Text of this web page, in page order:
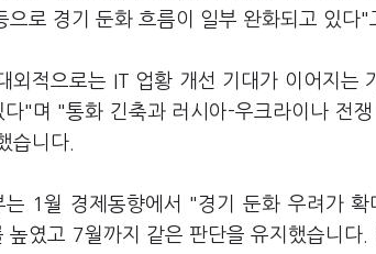
으로 경기 둔화 흐름이 일부 완화되고 있다"
외적으로는 IT 업황 개선 기대가 이어지는
다"며 "통화 긴축과 러시아-우크라이나 전
습니다.
는 1월 경제동향에서 "경기 둔화 우려가
높였고 7월까지 같은 판단을 유지했습니